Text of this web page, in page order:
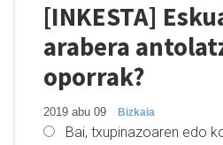
[INKESTA]
arabera
oporrak?
2019 abu 09 Bizkaia
Bai, txupinazoaren edo